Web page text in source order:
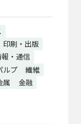
印刷・出版
・通信
ルプ
繊維
属
金融